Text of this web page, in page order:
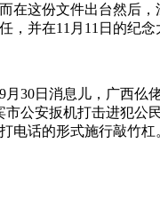
在这份文件出台然后
，并在11月11日的纪念
30日消息儿，广西仫
公安扳机打击进犯公
电话的形式施行敲竹